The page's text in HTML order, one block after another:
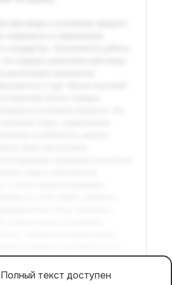
Полный текст доступен